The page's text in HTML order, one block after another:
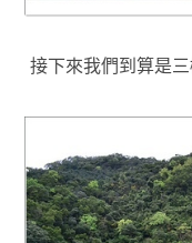
接下來我們到算是